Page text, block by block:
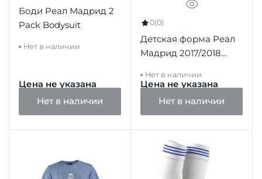
Боди Реал Мадрид 2
Pack Bodysuit
Нет в наличии
Цена не указана
Нет в наличии
0(0)
Детская форма Реал
Мадрид 2017/2018
Нет в наличии
Цена не указана
Нет в наличии